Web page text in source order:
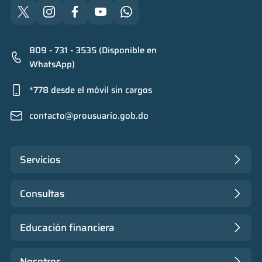
809 - 731 - 3535 (Disponible en
WhatsApp)
*778 desde el móvil sin cargos
contacto@prousuario.gob.do
Servicios
Consultas
Educación financiera